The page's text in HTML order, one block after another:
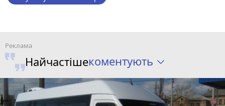
Найчастішекоментують